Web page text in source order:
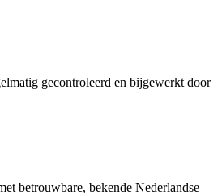
gecontroleerd en bijgewerkt door
betrouwbare, bekende Nederlandse